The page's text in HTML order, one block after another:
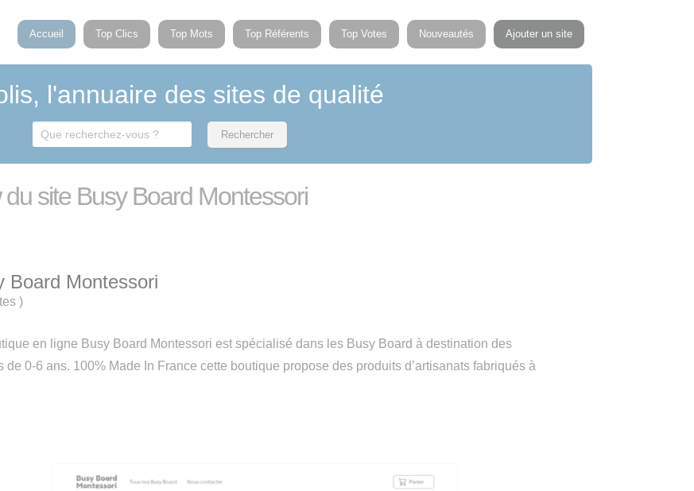
Accueil Top Clics Top Mots Top Référents Top Votes Nouveautés Ajouter un site
l'annuaire des sites de qualité
du site Busy Board Montessori
Board Montessori
)
en ligne Busy Board Montessori est spécialisé dans les Busy Board à destination des
de 0-6 ans. 100% Made In France cette boutique propose des produits d’artisanats fabriqués à